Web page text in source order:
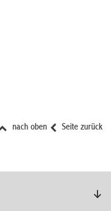
Seite zurück
nach oben